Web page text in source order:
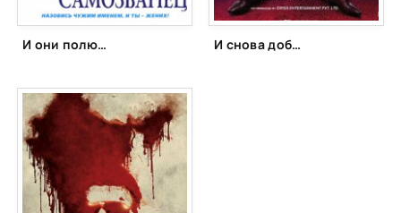
И они полюбили друг друга (1997) И снова добро пожаловать (2015)